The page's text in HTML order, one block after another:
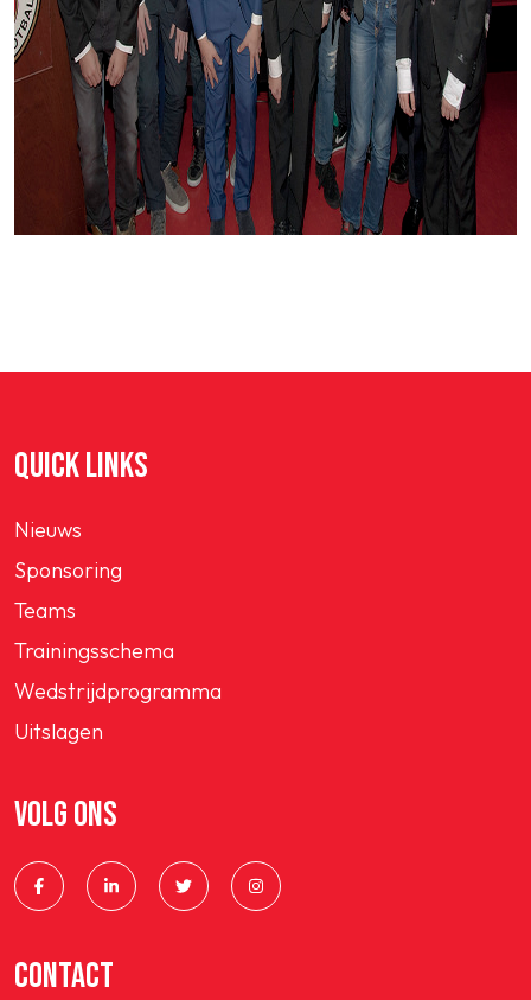
QUICK LINKS
Nieuws
Sponsoring
Teams
Trainingsschema
Wedstrijdprogramma
Uitslagen
VOLG ONS
CONTACT